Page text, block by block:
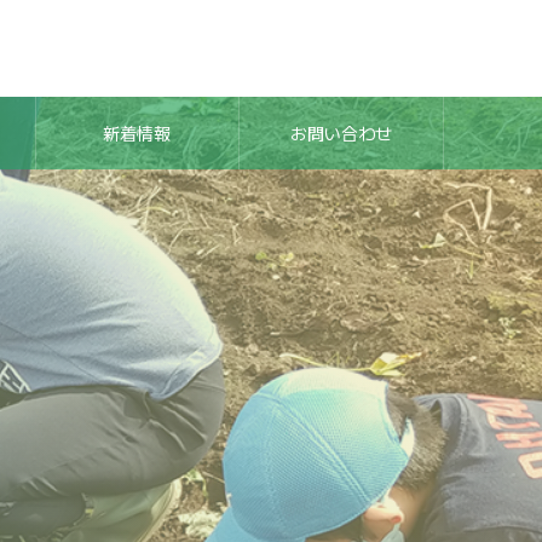
新着情報 お問い合わせ